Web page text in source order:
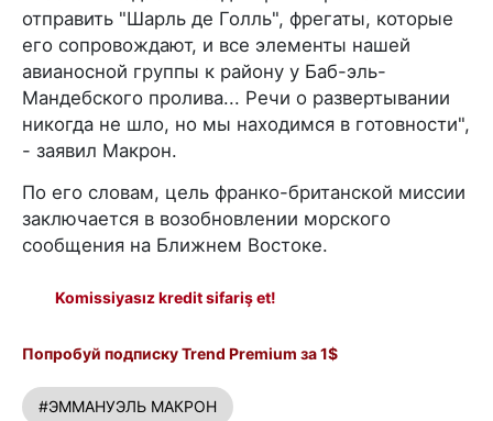
отправить "Шарль де Голль", фрегаты, которые
его сопровождают, и все элементы нашей
авианосной группы к району у Баб-эль-
Мандебского пролива... Речи о развертывании
никогда не шло, но мы находимся в готовности",
- заявил Макрон.
По его словам, цель франко-британской миссии
заключается в возобновлении морского
сообщения на Ближнем Востоке.
Komissiyasız kredit sifariş et!
Попробуй подписку Trend Premium за 1$
#ЭММАНУЭЛЬ МАКРОН